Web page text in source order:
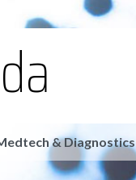
& Diagnostics